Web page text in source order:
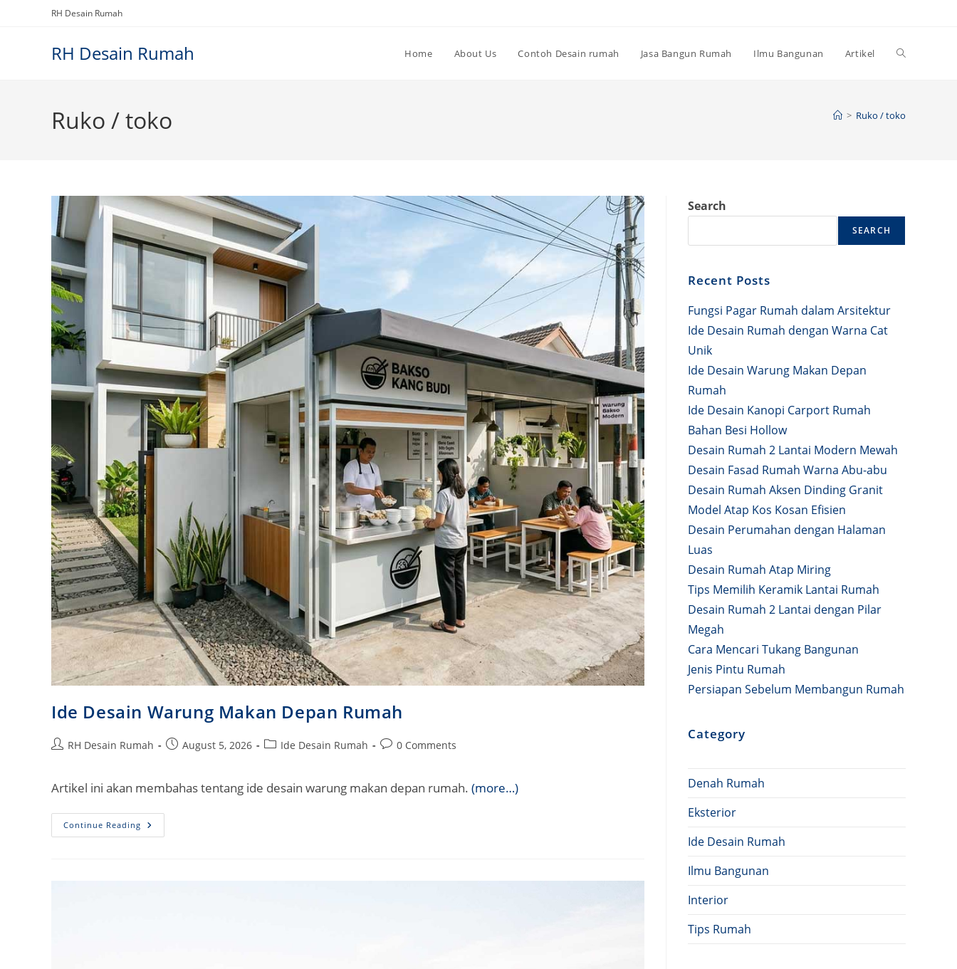
RH Desain Rumah
RH Desain Rumah Home About Us Contoh Desain rumah Jasa Bangun Rumah Ilmu Bangunan Artikel Toggle
Ruko / toko > Ruko / toko
Ide Desain Warung Makan Depan Rumah
PostRH Desain Rumah
PostAugust 5, 2026
PostIde Desain Rumah
Post0 Comments
Artikel ini akan membahas tentang ide desain warung makan depan rumah. (more…)
Continue Reading Ide
Desain
Search
SEARCH
Recent Posts
Fungsi Pagar Rumah dalam Arsitektur
Ide Desain Rumah dengan Warna Cat
Unik
Ide Desain Warung Makan Depan
Rumah
Ide Desain Kanopi Carport Rumah
Bahan Besi Hollow
Desain Rumah 2 Lantai Modern Mewah
Desain Fasad Rumah Warna Abu-abu
Desain Rumah Aksen Dinding Granit
Model Atap Kos Kosan Efisien
Desain Perumahan dengan Halaman
Luas
Desain Rumah Atap Miring
Tips Memilih Keramik Lantai Rumah
Desain Rumah 2 Lantai dengan Pilar
Megah
Cara Mencari Tukang Bangunan
Jenis Pintu Rumah
Persiapan Sebelum Membangun Rumah
Category
Denah Rumah
Eksterior
Ide Desain Rumah
Ilmu Bangunan
Interior
Tips Rumah